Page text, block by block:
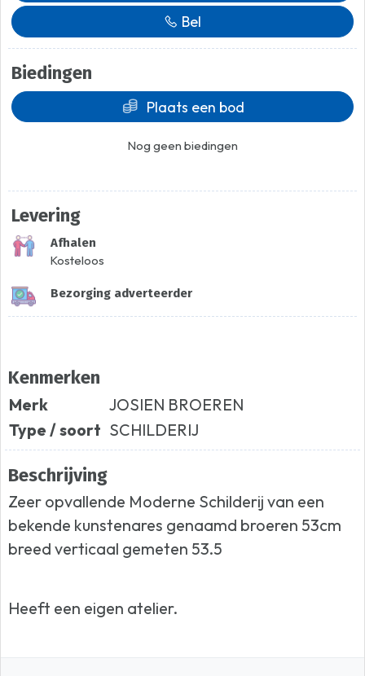
Bel
Biedingen
Plaats een bod
Nog geen biedingen
Levering
Afhalen
Kosteloos
Bezorging adverteerder
Kenmerken
Merk
JOSIEN BROEREN
Type / soort SCHILDERIJ
Beschrijving
Zeer opvallende Moderne Schilderij van een
bekende kunstenares genaamd broeren 53cm
breed verticaal gemeten 53.5
Heeft een eigen atelier.